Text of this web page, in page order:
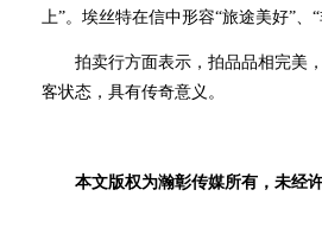
上”。埃丝特在信中形容“旅途美好”、“
拍卖行方面表示，拍品品相完美，
客状态，具有传奇意义。
本文版权为瀚彰传媒所有，未经许